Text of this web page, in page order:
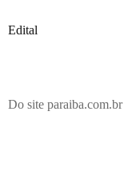
Edital
Do site paraiba.com.br